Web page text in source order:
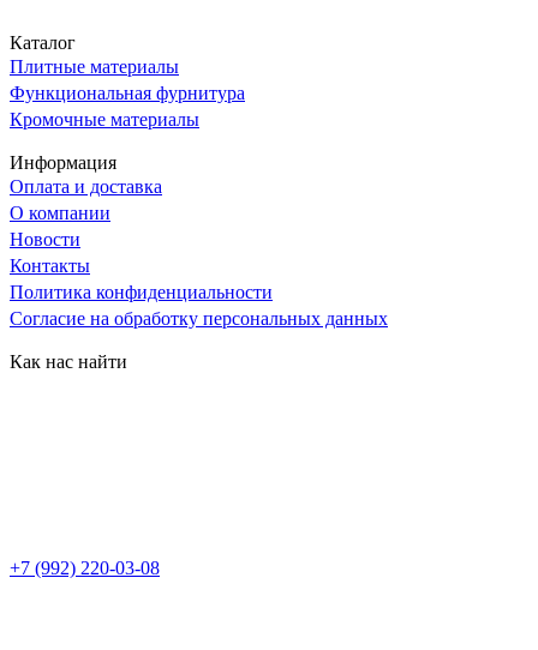
Каталог
Плитные материалы
Функциональная фурнитура
Кромочные материалы
Информация
Оплата и доставка
О компании
Новости
Контакты
Политика конфиденциальности
Согласие на обработку персональных данных
Как нас найти
+7 (992) 220-03-08